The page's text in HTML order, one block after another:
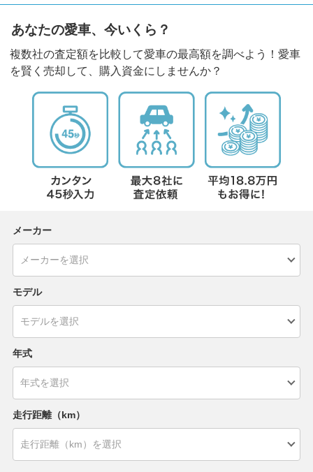
あなたの愛車、今いくら？
複数社の査定額を比較して愛車の最高額を調べよう！愛車
を賢く売却して、購入資金にしませんか？
メーカー
モデル
年式
走行距離（km）